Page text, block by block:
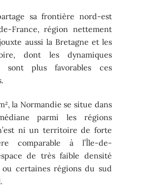
sa frontière nord-est
France, région nettement
aussi la Bretagne et les
dont les dynamiques
sont plus favorables ces
la Normandie se situe dans
parmi les régions
ni un territoire de forte
comparable à l’Île-de-
de très faible densité
ou certaines régions du sud